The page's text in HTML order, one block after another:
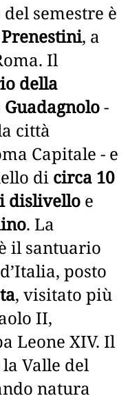
semestre è
, a
Il
della
Guadagnolo-
città
Capitale - e
di circa 10
dislivello e
. La
il santuario
posto
, visitato più
II,
Leone XIV. Il
Valle del
natura